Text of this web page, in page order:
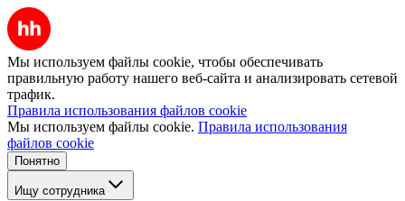
Мы используем файлы cookie, чтобы обеспечивать
правильную работу нашего веб-сайта и анализировать сетевой
трафик.
Правила использования файлов cookie
Мы используем файлы cookie. Правила использования
файлов cookie
Понятно
Ищу сотрудника